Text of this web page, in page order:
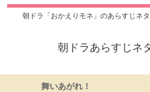
朝ドラ「おかえりモネ」のあらすじネ
朝ドラあらすじネ
舞いあがれ！